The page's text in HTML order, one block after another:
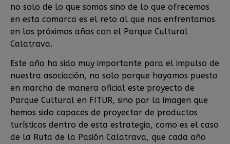
no solo de lo que somos sino de lo que ofrecemos
en esta comarca es el reto al que nos enfrentamos
en los próximos años con el Parque Cultural
Calatrava.
Este año ha sido muy importante para el impulso de
nuestra asociación, no solo porque hayamos puesto
en marcha de manera oficial este proyecto de
Parque Cultural en FITUR, sino por la imagen que
hemos sido capaces de proyectar de productos
turísticos dentro de esta estrategia, como es el caso
de la Ruta de la Pasión Calatrava, que cada año